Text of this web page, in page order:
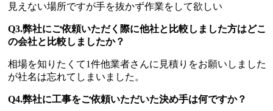
見えない場所ですが手を抜かず作業をして欲しい
Q3.弊社にご依頼いただく際に他社と比較しました方はどこ
の会社と比較しましたか？
相場を知りたくて1件他業者さんに見積りをお願いしました
が社名は忘れてしまいました。
Q4.弊社に工事をご依頼いただいた決め手は何ですか？